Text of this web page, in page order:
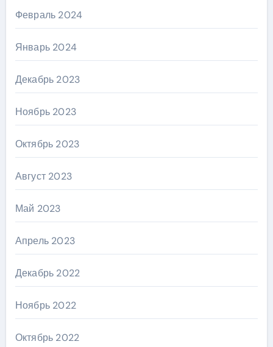
Февраль 2024
Январь 2024
Декабрь 2023
Ноябрь 2023
Октябрь 2023
Август 2023
Май 2023
Апрель 2023
Декабрь 2022
Ноябрь 2022
Октябрь 2022